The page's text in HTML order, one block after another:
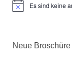
HinweisEs sind keine
Neue